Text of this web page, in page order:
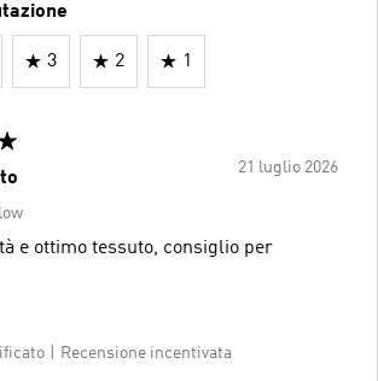
3 2 1
21 luglio 2026
e ottimo tessuto, consiglio per
Recensione incentivata